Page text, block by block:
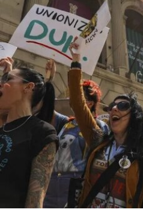
十个雕塑般的锥体以非传
以不锈钢网、缟玛瑙和玻
尺。据《纽约时报》报道
中造价最高的博物馆，预
博物馆将重点展示1960年
2009年起开始建立馆藏。
列展品的方式，展览将按主
文化”、“土地”、“语言”和
稿，这种设计旨在邀请观
术互动。
阿布扎比古根海姆博物馆